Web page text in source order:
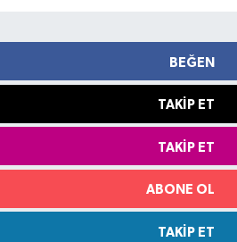
BEĞEN
TAKIP ET
TAKIP ET
ABONE OL
TAKIP ET